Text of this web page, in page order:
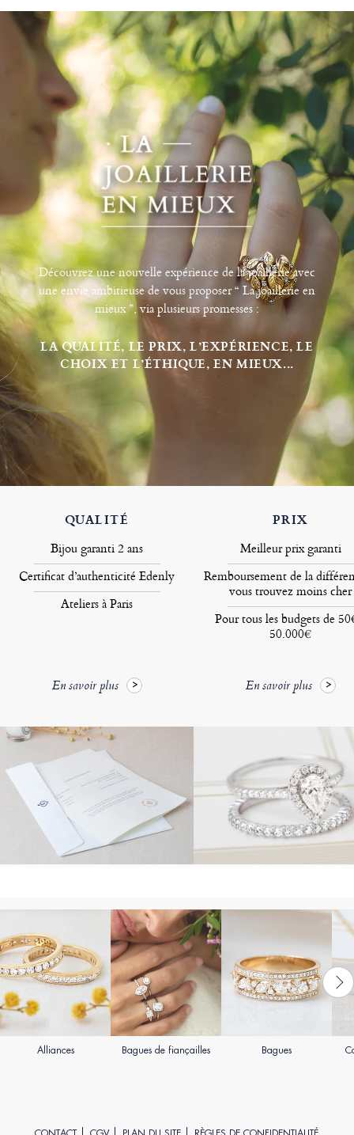
Découvrez une nouvelle expérience de la joaillerie avec
une envie ambitieuse de vous proposer “ La joaillerie en
mieux ”, via plusieurs promesses :
LA QUALITÉ, LE PRIX, L’EXPÉRIENCE, LE
CHOIX ET L’ÉTHIQUE, EN MIEUX...
QUALITÉ
Bijou garanti 2 ans
Certificat d’authenticité Edenly
Ateliers à Paris
En savoir plus
PRIX
Meilleur prix garanti
Remboursement de la
vous trouvez moins cher
Pour tous les budgets de
50.000€
En savoir plus
Alliances Bagues de fiançailles Bagues